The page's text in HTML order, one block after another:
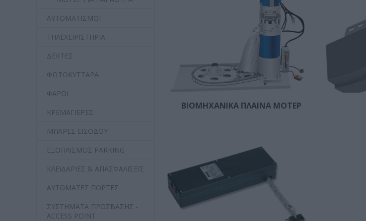
ΒΙΟΜΗΧΑΝΙΚΑ ΠΛΑΙΝΑ ΜΟΤΕΡ
ΑΥΤΟΜΑΤΙΣΜΟΙ
ΤΗΛΕΧΕΙΡΙΣΤΗΡΙΑ
ΔΕΚΤΕΣ
ΦΩΤΟΚΥΤΤΑΡΑ
ΦΑΡΟΙ
ΚΡΕΜΑΓΙΕΡΕΣ
ΜΠΑΡΕΣ ΕΙΣΟΔΟΥ
ΕΞΟΠΛΙΣΜΟΣ PARKING
ΚΛΕΙΔΑΡΙΕΣ & ΑΠΑΣΦΑΛΙΣΕΙΣ
ΑΥΤΟΜΑΤΕΣ ΠΟΡΤΕΣ
ΣΥΣΤΗΜΑΤΑ ΠΡΟΣΒΑΣΗΣ -
ACCESS POINT